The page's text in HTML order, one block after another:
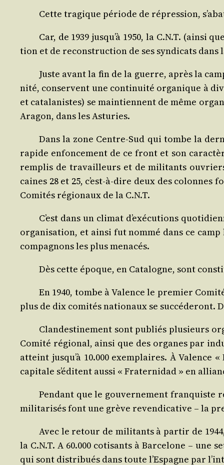
Cette tra­gique période de répres­sion,
Car, de 1939 jusqu’à 1950, la C.N.T.
tion et de recons­truc­tion de ses syn­di­cats dans
Juste avant la fin de la guerre, après la
ni­té, conservent une conti­nui­té orga­nique à
et cata­la­nistes) se main­tiennent de même
Ara­gon, dans les Asturies.
Dans la zone Centre-Sud qui tombe la
rapide enfon­ce­ment de ce front et son
rem­plis de tra­vailleurs et de mili­tants
caines 28 et 25, c’est-à-dire deux des
Comi­tés régio­naux de la C.N.T.
C’est dans un cli­mat d’exécutions
orga­ni­sa­tion, et ain­si fut nom­mé dans ce
com­pa­gnons les plus menacés.
Dès cette époque, en Cata­logne, sont
En 1940, tombe à Valence le pre­mier
plus de dix comi­tés natio­naux se suc­cé­de­ront.
Clan­des­ti­ne­ment sont publiés plu­sieurs
Comi­té régio­nal, ain­si que des organes par
atteint jusqu’à 10.000 exem­plaires. À Valence
capi­tale s’éditent aus­si « Fra­ter­ni­dad » en
Pen­dant que le gou­ver­ne­ment fran­quiste
mili­ta­ri­sés font une grève reven­di­ca­tive – la
Avec le retour de mili­tants à par­tir de
la C.N.T. A 60.000 coti­sants à Bar­ce­lone –
qui sont dis­tri­bués dans toute l’Espagne par